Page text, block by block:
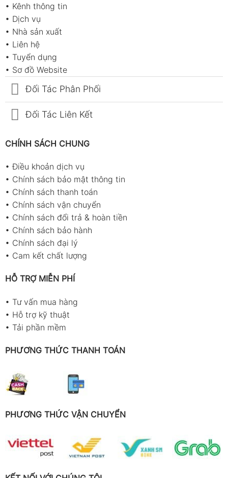
• Kênh thông tin
• Dịch vụ
• Nhà sản xuất
• Liên hệ
• Tuyển dụng
• Sơ đồ Website
Đối Tác Phân Phối
Đối Tác Liên Kết
CHÍNH SÁCH CHUNG
•Điều khoản dịch vụ
• Chính sách bảo mật thông tin
• Chính sách thanh toán
• Chính sách vận chuyển
• Chính sách đổi trả & hoàn tiền
• Chính sách bảo hành
• Chính sách đại lý
• Cam kết chất lượng
HỖ TRỢ MIỄN PHÍ
• Tư vấn mua hàng
• Hỗ trợ kỹ thuật
• Tải phần mềm
PHƯƠNG THỨC THANH TOÁN
PHƯƠNG THỨC VẬN CHUYỂN